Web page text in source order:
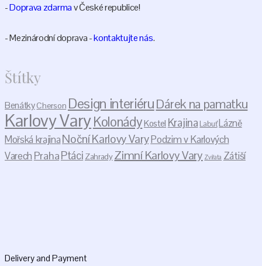
page
-Doprava zdarmav České republice!
- Mezinárodní doprava -kontaktujte nás.
Štítky
BenátkyCherson Design interiéruDárek na pamatku
Karlovy VaryKolonádyKostel Krajina LabuťLázně
Mořská krajinaNoční Karlovy VaryPodzim v Karlových
Varech PrahaPtáci ZahradyZimní Karlovy Vary Zvířata Zátiší
Delivery and Payment